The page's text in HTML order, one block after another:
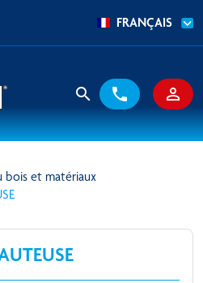
FRANÇAIS
search phone person_outline
bois et matériaux